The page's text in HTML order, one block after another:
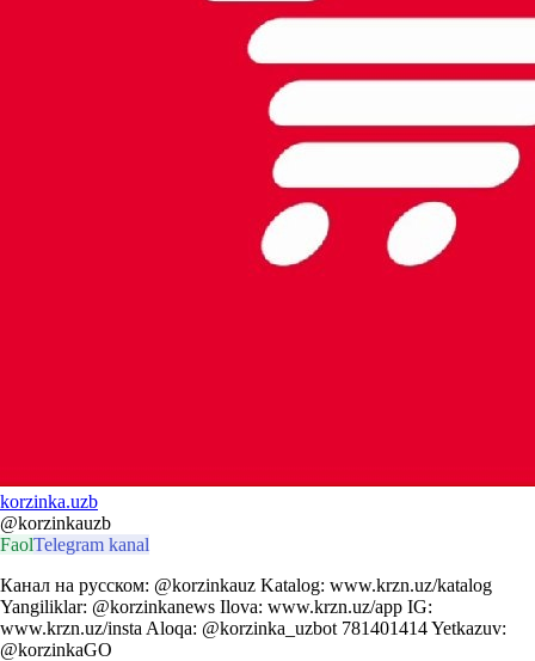
korzinka.uzb
@korzinkauzb
FaolTelegram kanal
Канал на русском: @korzinkauz Katalog: www.krzn.uz/katalog
Yangiliklar: @korzinkanews Ilova: www.krzn.uz/app IG:
www.krzn.uz/insta Aloqa: @korzinka_uzbot 781401414 Yetkazuv:
@korzinkaGO